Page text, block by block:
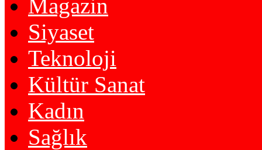
Magazin
Siyaset
Teknoloji
Kültür Sanat
Kadın
Sağlık